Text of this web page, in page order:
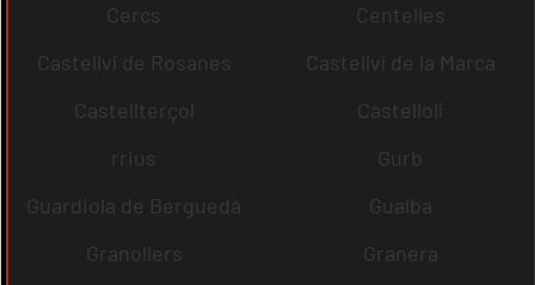
Cercs
Centelles
Castellví de Rosanes
Castellví de la Marca
Castellterçol
Castellolí
rrius
Gurb
Guardiola de Berguedà
Gualba
Granollers
Granera